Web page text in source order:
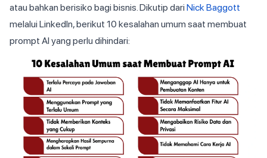
atau bahkan berisiko bagi bisnis. Dikutip dari Nick Baggott
melalui LinkedIn, berikut 10 kesalahan umum saat membuat
prompt AI yang perlu dihindari: